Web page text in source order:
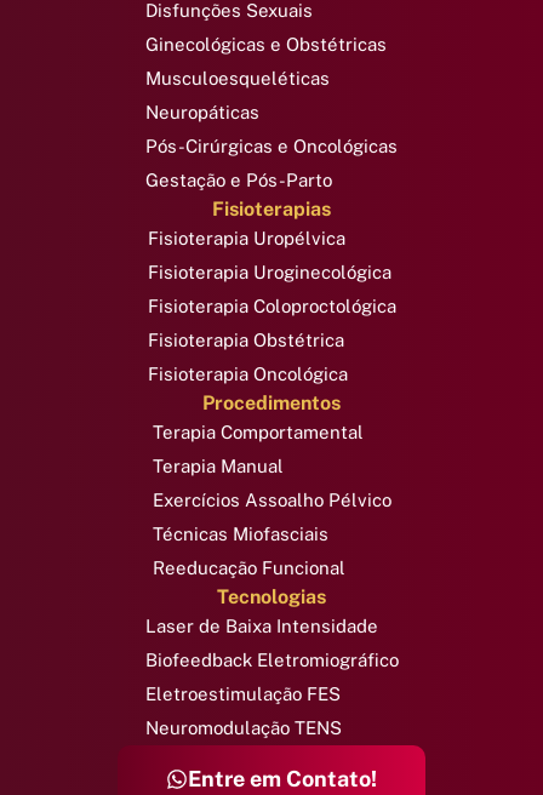
Disfunções Sexuais
Ginecológicas e Obstétricas
Musculoesqueléticas
Neuropáticas
Pós-Cirúrgicas e Oncológicas
Gestação e Pós-Parto
Fisioterapias
Fisioterapia Uropélvica
Fisioterapia Uroginecológica
Fisioterapia Coloproctológica
Fisioterapia Obstétrica
Fisioterapia Oncológica
Procedimentos
Terapia Comportamental
Terapia Manual
Exercícios Assoalho Pélvico
Técnicas Miofasciais
Reeducação Funcional
Tecnologias
Laser de Baixa Intensidade
Biofeedback Eletromiográfico
Eletroestimulação FES
Neuromodulação TENS
Entre em Contato!